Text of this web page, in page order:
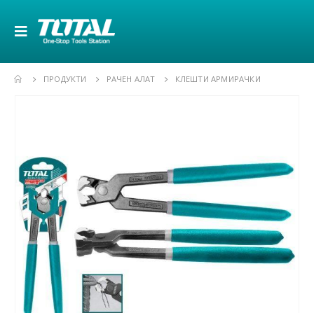
ПРОДУКТИ РАЧЕН АЛАТ КЛЕШТИ АРМИРАЧКИ